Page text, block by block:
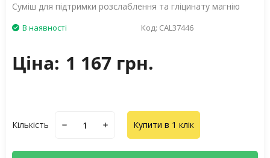
Суміш для підтримки розслаблення та гліцинату магнію
В наявності Код: CAL37446
Ціна: 1 167 грн.
Кількість Купити в 1 клік